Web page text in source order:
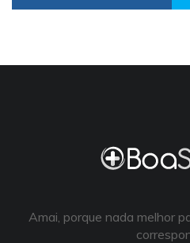
Amai, porque nada melhor